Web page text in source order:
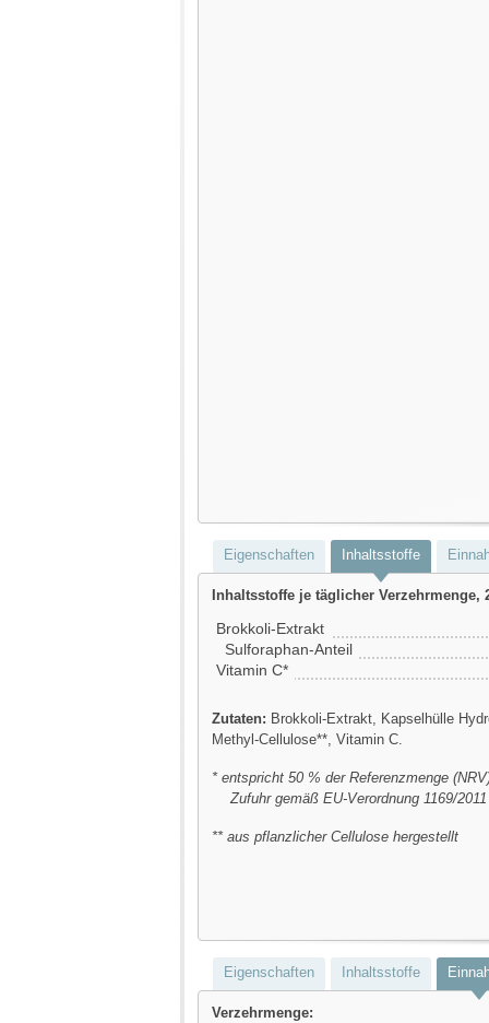
Eigenschaften Inhaltsstoffe
Inhaltsstoffe je täglicher Verzehrmenge,
Brokkoli-Extrakt
Sulforaphan-Anteil
Vitamin C*
Zutaten: Brokkoli-Extrakt, Kapselhülle
Methyl-Cellulose**, Vitamin C.
* entspricht 50 % der Referenzmenge
Zufuhr gemäß EU-Verordnung 1169/2011
** aus pflanzlicher Cellulose hergestellt
Eigenschaften Inhaltsstoffe
Verzehrmenge: